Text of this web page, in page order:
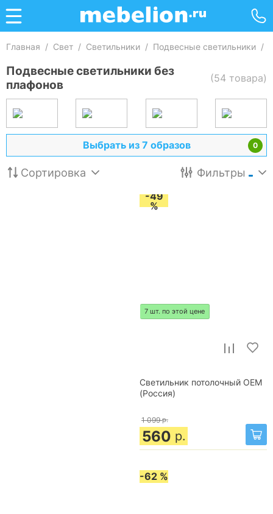
Главная / Свет / Светильники / Подвесные светильники /
Подвесные светильники без
плафонов
(54 товара)
0
Выбрать из 7 образов
Сортировка Фильтры
-49
%
7 шт. по этой цене
Светильник потолочный OEM
(Россия)
1 099 р.
560 р.
-62 %